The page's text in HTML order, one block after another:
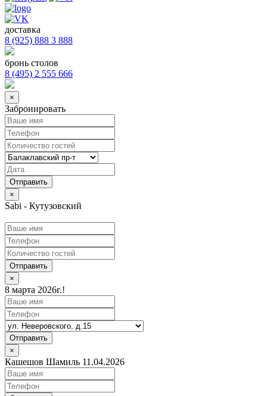
доставка
8 (925) 888 3 888
бронь столов
8 (495) 2 555 666
×
Забронировать
×
Sabi - Кутузовский
Отправить
×
8 марта 2026г.!
Отправить
×
Кашешов Шамиль 11.04.2026